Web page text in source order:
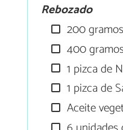
Rebozado
200
400
1 pizca de
1 pizca de
Aceite